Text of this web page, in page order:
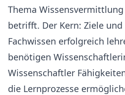
Thema
betrifft. Der Kern: Ziele
Fachwissen erfolgreich
benötigen
Wissenschaftler
die Lernprozesse